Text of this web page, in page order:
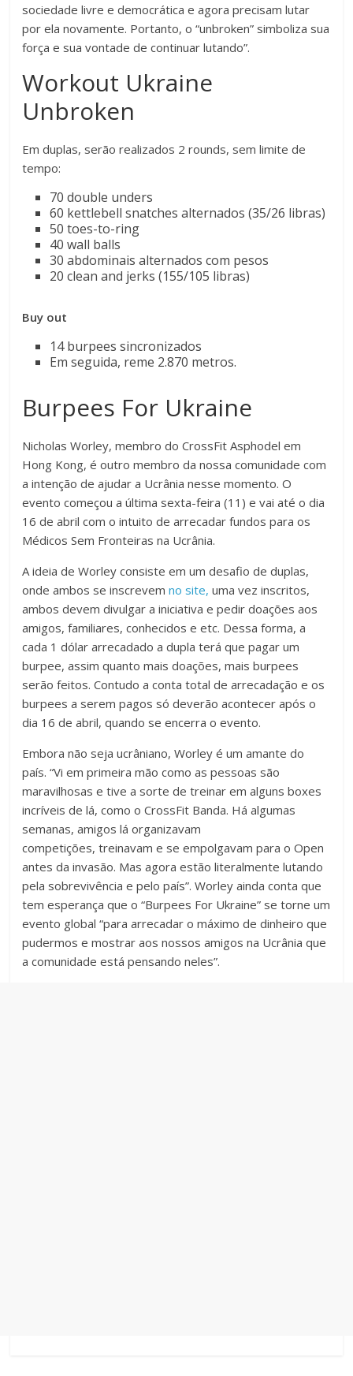
sociedade livre e democrática e agora precisam lutar
por ela novamente. Portanto, o “unbroken” simboliza sua
força e sua vontade de continuar lutando”.
Workout Ukraine
Unbroken
Em duplas, serão realizados 2 rounds, sem limite de
tempo:
70 double unders
60 kettlebell snatches alternados (35/26 libras)
50 toes-to-ring
40 wall balls
30 abdominais alternados com pesos
20 clean and jerks (155/105 libras)
Buy out
14 burpees sincronizados
Em seguida, reme 2.870 metros.
Burpees For Ukraine
Nicholas Worley, membro do CrossFit Asphodel em
Hong Kong, é outro membro da nossa comunidade com
a intenção de ajudar a Ucrânia nesse momento. O
evento começou a última sexta-feira (11) e vai até o dia
16 de abril com o intuito de arrecadar fundos para os
Médicos Sem Fronteiras na Ucrânia.
A ideia de Worley consiste em um desafio de duplas,
onde ambos se inscrevemno site, uma vez inscritos,
ambos devem divulgar a iniciativa e pedir doações aos
amigos, familiares, conhecidos e etc. Dessa forma, a
cada 1 dólar arrecadado a dupla terá que pagar um
burpee, assim quanto mais doações, mais burpees
serão feitos. Contudo a conta total de arrecadação e os
burpees a serem pagos só deverão acontecer após o
dia 16 de abril, quando se encerra o evento.
Embora não seja ucrâniano, Worley é um amante do
país. “Vi em primeira mão como as pessoas são
maravilhosas e tive a sorte de treinar em alguns boxes
incríveis de lá, como o CrossFit Banda. Há algumas
semanas, amigos lá organizavam
competições, treinavam e se empolgavam para o Open
antes da invasão. Mas agora estão literalmente lutando
pela sobrevivência e pelo país”. Worley ainda conta que
tem esperança que o “Burpees For Ukraine” se torne um
evento global “para arrecadar o máximo de dinheiro que
pudermos e mostrar aos nossos amigos na Ucrânia que
a comunidade está pensando neles”.